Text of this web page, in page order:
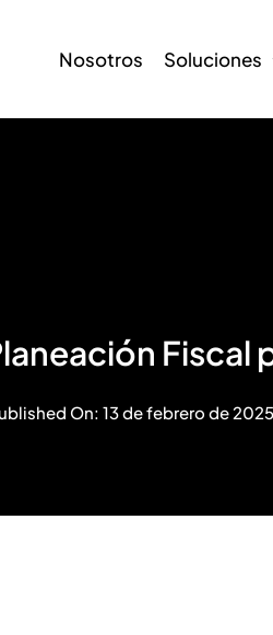
Nosotros Soluciones
On: 13 de febrero de 2025